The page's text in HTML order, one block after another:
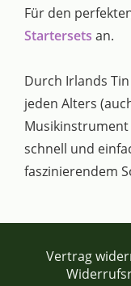
Für den
Startersets an.
Durch Irlands
jeden Alters
Musikinstrument
schnell und
faszinierendem
Vertrag